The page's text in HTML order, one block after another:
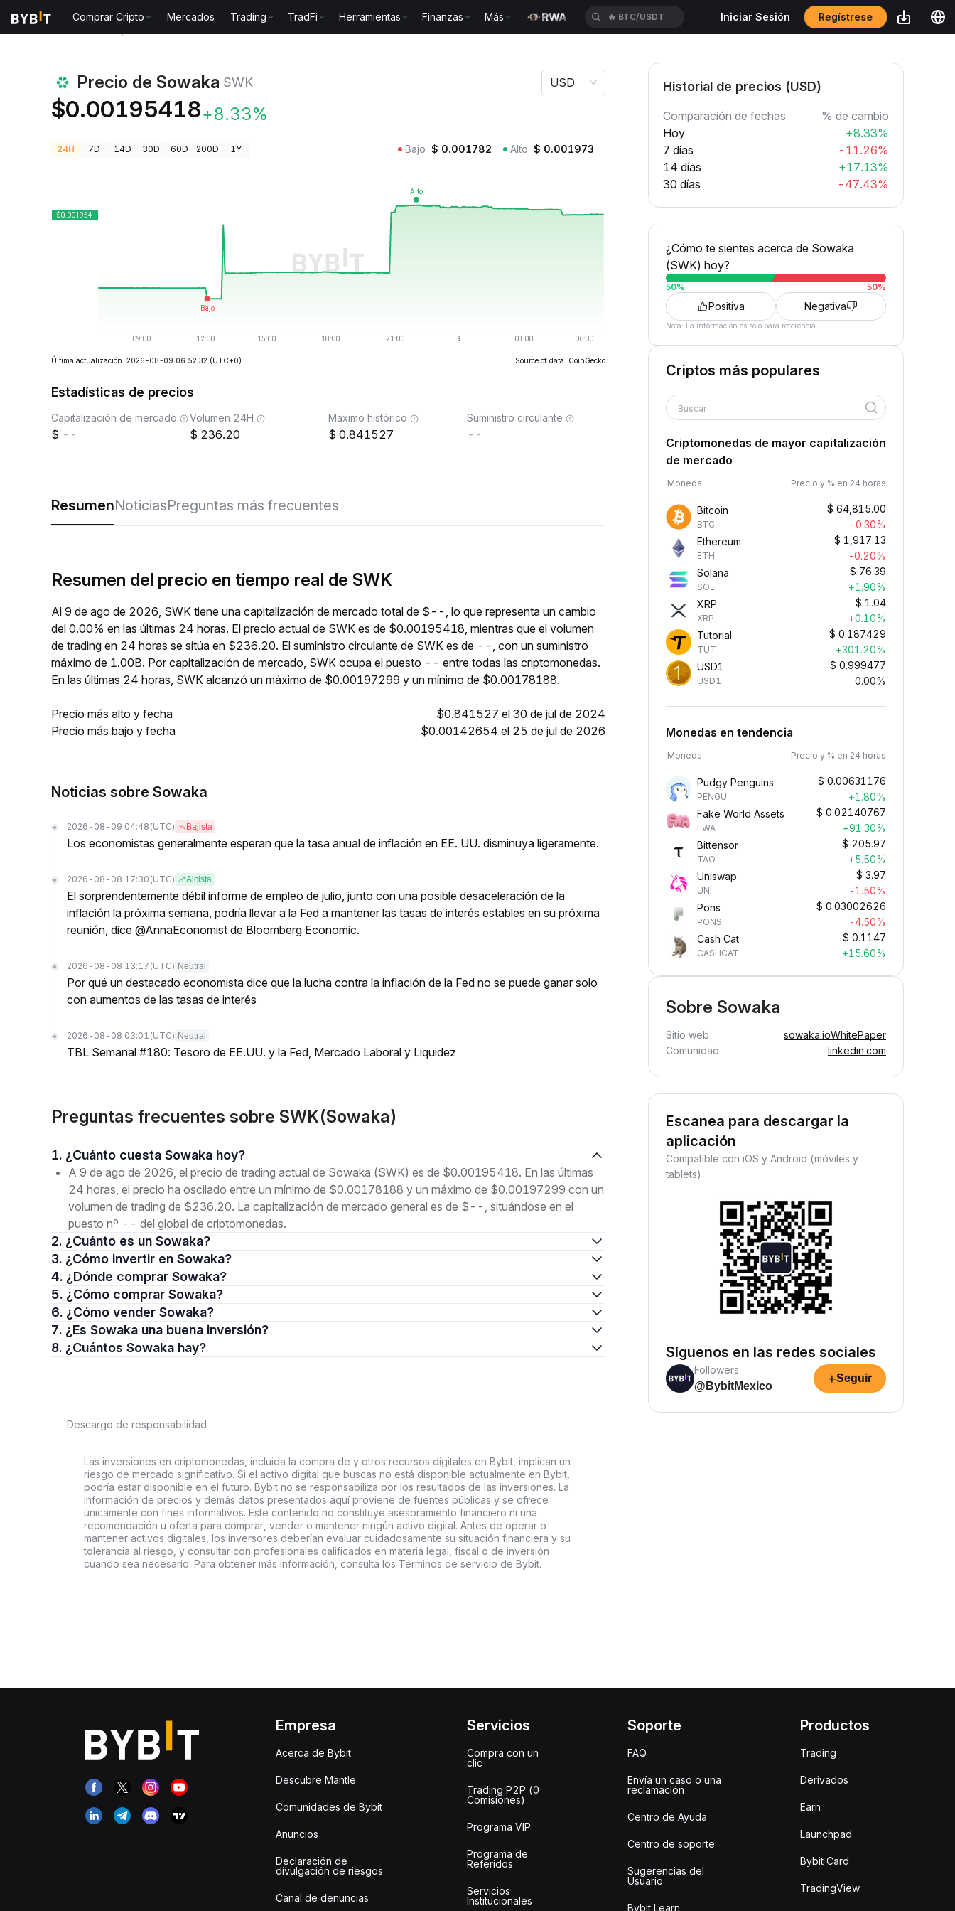
Comprar Cripto Mercados Trading TradFi Herramientas Finanzas Más 🔥 TUTUSDT Iniciar Sesión Regístrese
Precio de Sowaka SWK
$0.00195418+8.33%
USD
24H 7D 14D 30D 60D 200D 1Y Bajo $ 0.001782 Alto $ 0.001973
Última actualización: 2026-08-09 06:52:32 (UTC+0) Source of data: CoinGecko
Estadísticas de precios
Capitalización de mercado
--
Volumen 24H
236.20
Máximo histórico
0.841527
Suministro circulante
--
ResumenNoticiasPreguntas más frecuentes
Resumen del precio en tiempo real de SWK
Al 9 de ago de 2026, SWK tiene una capitalización de mercado total de $--, lo que representa un cambio
del 0.00% en las últimas 24 horas. El precio actual de SWK es de $0.00195418, mientras que el volumen
de trading en 24 horas se sitúa en $236.20. El suministro circulante de SWK es de --, con un suministro
máximo de 1.00B. Por capitalización de mercado, SWK ocupa el puesto -- entre todas las criptomonedas.
En las últimas 24 horas, SWK alcanzó un máximo de $0.00197299 y un mínimo de $0.00178188.
Precio más alto y fecha
$0.841527 el 30 de jul de 2024
Precio más bajo y fecha
$0.00142654 el 25 de jul de 2026
Noticias sobre Sowaka
2026-08-09 04:48 (UTC) Bajista
Los economistas generalmente esperan que la tasa anual de inflación en EE. UU. disminuya ligeramente.
2026-08-08 17:30 (UTC) Alcista
El sorprendentemente débil informe de empleo de julio, junto con una posible desaceleración de la
inflación la próxima semana, podría llevar a la Fed a mantener las tasas de interés estables en su próxima
reunión, dice @AnnaEconomist de Bloomberg Economic.
2026-08-08 13:17 (UTC) Neutral
Por qué un destacado economista dice que la lucha contra la inflación de la Fed no se puede ganar solo
con aumentos de las tasas de interés
2026-08-08 03:01 (UTC) Neutral
TBL Semanal #180: Tesoro de EE.UU. y la Fed, Mercado Laboral y Liquidez
Preguntas frecuentes sobre SWK(Sowaka)
1. ¿Cuánto cuesta Sowaka hoy?
A 9 de ago de 2026, el precio de trading actual de Sowaka (SWK) es de $0.00195418. En las últimas
24 horas, el precio ha oscilado entre un mínimo de $0.00178188 y un máximo de $0.00197299 con un
volumen de trading de $236.20. La capitalización de mercado general es de $--, situándose en el
puesto nº -- del global de criptomonedas.
2. ¿Cuánto es un Sowaka?
3. ¿Cómo invertir en Sowaka?
4. ¿Dónde comprar Sowaka?
5. ¿Cómo comprar Sowaka?
6. ¿Cómo vender Sowaka?
7. ¿Es Sowaka una buena inversión?
8. ¿Cuántos Sowaka hay?
Descargo de responsabilidad
Las inversiones en criptomonedas, incluida la compra de y otros recursos digitales en Bybit, implican un
riesgo de mercado significativo. Si el activo digital que buscas no está disponible actualmente en Bybit,
podría estar disponible en el futuro. Bybit no se responsabiliza por los resultados de las inversiones. La
información de precios y demás datos presentados aquí proviene de fuentes públicas y se ofrece
únicamente con fines informativos. Este contenido no constituye asesoramiento financiero ni una
recomendación u oferta para comprar, vender o mantener ningún activo digital. Antes de operar o
mantener activos digitales, los inversores deberían evaluar cuidadosamente su situación financiera y su
tolerancia al riesgo, y consultar con profesionales calificados en materia legal, fiscal o de inversión
cuando sea necesario. Para obtener más información, consulta los Términos de servicio de Bybit.
Historial de precios (USD)
Comparación de fechas
% de cambio
Hoy
+8.33%
7 días
-11.26%
14 días
+17.13%
30 días
-47.43%
¿Cómo te sientes acerca de Sowaka
(SWK) hoy?
50% 50%
Positiva Negativa
Nota: La información es solo para referencia.
Criptos más populares
Buscar
Criptomonedas de mayor capitalización
de mercado
Moneda Precio y % en 24 horas
Bitcoin
BTC
$ 64,815.00
-0.30%
Ethereum
ETH
$ 1,917.13
-0.20%
Solana
SOL
$ 76.39
+1.90%
XRP
XRP
$ 1.04
+0.10%
Tutorial
TUT
$ 0.187429
+301.20%
USD1
USD1
$ 0.999477
0.00%
Monedas en tendencia
Moneda Precio y % en 24 horas
Pudgy Penguins
PENGU
$ 0.00631176
+1.80%
Fake World Assets
FWA
$ 0.02140767
+91.30%
Bittensor
TAO
$ 205.97
+5.50%
Uniswap
UNI
$ 3.97
-1.50%
Pons
PONS
$ 0.03002626
-4.50%
Cash Cat
CASHCAT
$ 0.1147
+15.60%
Sobre Sowaka
Sitio web sowaka.ioWhitePaper
Comunidad
linkedin.com
Escanea para descargar la
aplicación
Compatible con iOS y Android (móviles y
tablets)
Síguenos en las redes sociales
Followers
@BybitMexico
+Seguir
Empresa
Acerca de Bybit
Descubre Mantle
Comunidades de Bybit
Anuncios
Declaración de
divulgación de riesgos
Canal de denuncias
Servicios
Compra con un
clic
Trading P2P (0
Comisiones)
Programa VIP
Programa de
Referidos
Servicios
Institucionales
Soporte
FAQ
Envía un caso o una
reclamación
Centro de Ayuda
Centro de soporte
Sugerencias del
Usuario
Bybit Learn
Productos
Trading
Derivados
Earn
Launchpad
Bybit Card
TradingView